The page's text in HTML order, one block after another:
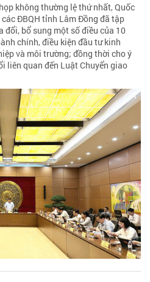
không thường lệ thứ nhất, Quốc
ĐBQH tỉnh Lâm Đồng đã tập
đổi, bổ sung một số điều của 10
chính, điều kiện đầu tư kinh
và môi trường; đồng thời cho ý
liên quan đến Luật Chuyển giao